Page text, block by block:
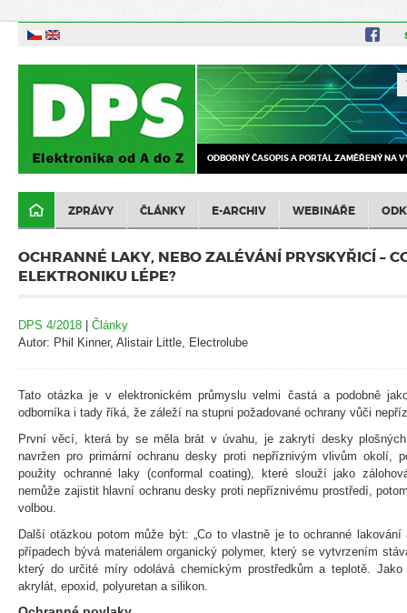
ODBORNÝ ČASOPIS A PORTÁL ZAMĚŘENÝ NA
ZPRÁVY ČLÁNKY E-ARCHIV WEBINÁŘE
OCHRANNÉ LAKY, NEBO ZALÉVÁNÍ PRYSKYŘICÍ –
ELEKTRONIKU LÉPE?
DPS 4/2018 | Články
Autor: Phil Kinner, Alistair Little, Electrolube
Tato otázka je v elektronickém průmyslu velmi častá a podobně
odborníka i tady říká, že záleží na stupni požadované ochrany vůči
První věcí, která by se měla brát v úvahu, je zakrytí desky
navržen pro primární ochranu desky proti nepříznivým vlivům okolí,
použity ochranné laky (conformal coating), které slouží jako
nemůže zajistit hlavní ochranu desky proti nepříznivému prostředí,
volbou.
Další otázkou potom může být: „Co to vlastně je to ochranné
případech bývá materiálem organický polymer, který se vytvrzením
který do určité míry odolává chemickým prostředkům a teplotě.
akrylát, epoxid, polyuretan a silikon.